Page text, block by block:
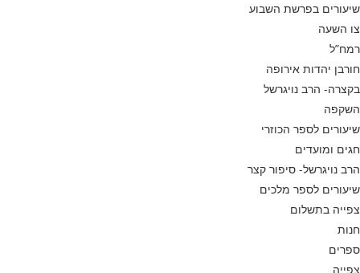
שיעורים בפרשת השבוע
צו השעה
רמח”ל
חורבן יהדות אירופה
בקצרה- הרב נויגרשל
השקפה
שיעורים לספר הכוזרי
חגים ומועדים
הרב נויגרשל- סיפור קצר
שיעורים לספר מלכים
צפייה בתשלום
חנות
ספרים
צפייה